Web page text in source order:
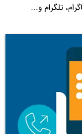
تلگرام و...